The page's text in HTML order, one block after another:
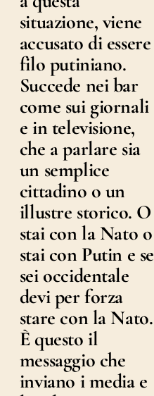
situazione, viene
accusato di essere
filo putiniano.
Succede nei bar
come sui giornali
e in televisione,
che a parlare sia
un semplice
cittadino o un
illustre storico. O
stai con la Nato o
stai con Putin e se
sei occidentale
devi per forza
stare con la Nato.
È questo il
messaggio che
inviano i media e